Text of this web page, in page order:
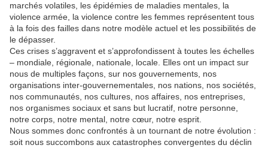
marchés volatiles, les épidémies de maladies mentales, la
violence armée, la violence contre les femmes représentent tous
à la fois des failles dans notre modèle actuel et les possibilités de
le dépasser.
Ces crises s’aggravent et s’approfondissent à toutes les échelles
– mondiale, régionale, nationale, locale. Elles ont un impact sur
nous de multiples façons, sur nos gouvernements, nos
organisations inter-gouvernementales, nos nations, nos sociétés,
nos communautés, nos cultures, nos affaires, nos entreprises,
nos organismes sociaux et sans but lucratif, notre personne,
notre corps, notre mental, notre cœur, notre esprit.
Nous sommes donc confrontés à un tournant de notre évolution :
soit nous succombons aux catastrophes convergentes du déclin